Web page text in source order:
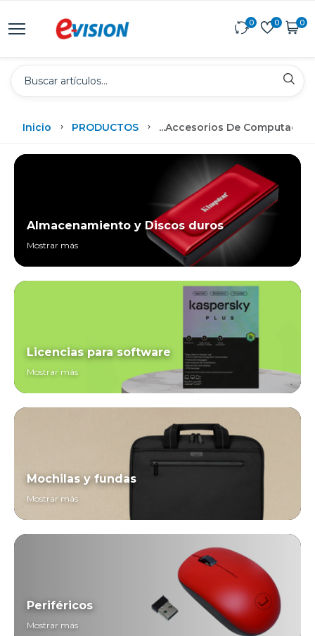
0 0 0
Inicio PRODUCTOS ...Accesorios De
Almacenamiento y Discos duros
Mostrar más
Licencias para software
Mostrar más
Mochilas y fundas
Mostrar más
Periféricos
Mostrar más